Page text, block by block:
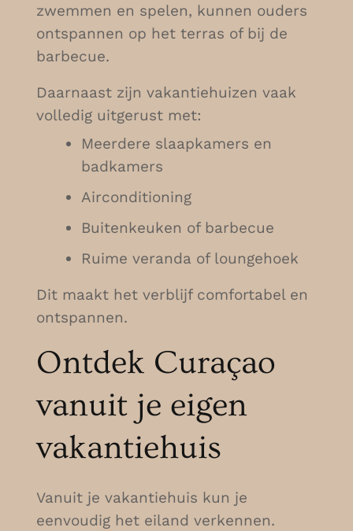
zwemmen en spelen, kunnen ouders
ontspannen op het terras of bij de
barbecue.
Daarnaast zijn vakantiehuizen vaak
volledig uitgerust met:
Meerdere slaapkamers en
badkamers
Airconditioning
Buitenkeuken of barbecue
Ruime veranda of loungehoek
Dit maakt het verblijf comfortabel en
ontspannen.
Ontdek Curaçao
vanuit je eigen
vakantiehuis
Vanuit je vakantiehuis kun je
eenvoudig het eiland verkennen.